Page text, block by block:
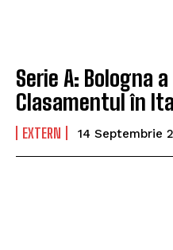
Serie A: Bologna
Clasamentul în
EXTERN 14 Septembrie